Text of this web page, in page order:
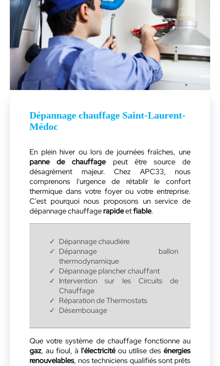
Dépannage chauffage Saint-Laurent-
Médoc
En plein hiver ou lors de journées fraîches, une
panne de chauffagepeut être source de
désagrément majeur. Chez APC33, nous
comprenons l'urgence de rétablir le confort
thermique dans votre foyer ou votre entreprise.
C'est pourquoi nous proposons un service de
dépannage chauffage rapideetfiable.
Dépannage chaudière
Dépannage ballon
thermodynamique
Dépannage plancher chauffant
Intervention sur les Circuits de
Chauffage
Réparation de Thermostats
Désembouage
Que votre système de chauffage fonctionne au
gaz, au fioul, à l'électricitéou utilise des énergies
renouvelables, nos techniciens qualifiés sont prêts